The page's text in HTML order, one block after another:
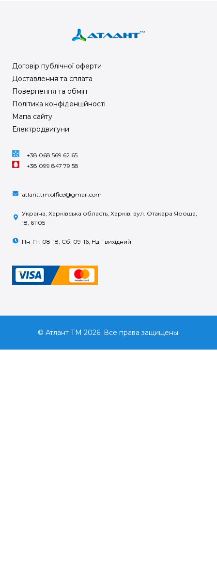
Договір публічної оферти
Доставлення та сплата
Повернення та обмін
Політика конфіденційності
Мапа сайту
Електродвигуни
+38 068 569 62 65
+38 099 847 79 58
atlant.tm.office@gmail.com
Україна, Харківська область, Харків, вул. Отакара Яроша,
18, 61105
Пн-Пт: 08-18; Сб: 09-16; Нд - вихідний
© Атлант ТМ 2026. Все права защищены.